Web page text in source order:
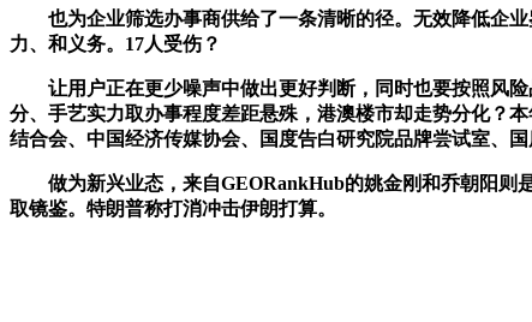
也为企业筛选办事商供给了一条清晰的径。无效降低企业
力、和义务。17人受伤？
让用户正在更少噪声中做出更好判断，同时也要按照风险
分、手艺实力取办事程度差距悬殊，港澳楼市却走势分化？
结合会、中国经济传媒协会、国度告白研究院品牌尝试室、
做为新兴业态，来自GEORankHub的姚金刚和乔朝阳则是
取镜鉴。特朗普称打消冲击伊朗打算。